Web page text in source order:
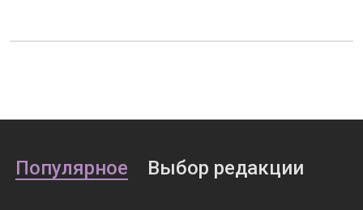
Популярное Выбор редакции